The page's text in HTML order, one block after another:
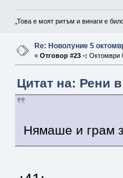
„Това е моят ритъм и винаги е
Re: Новолуние 5
« Отговор #23 -: Октомври
Цитат на: Рени
Нямаше и грам